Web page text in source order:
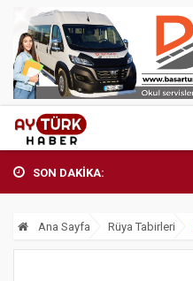
SON DAKİKA:
Ana Sayfa Rüya Tabirleri